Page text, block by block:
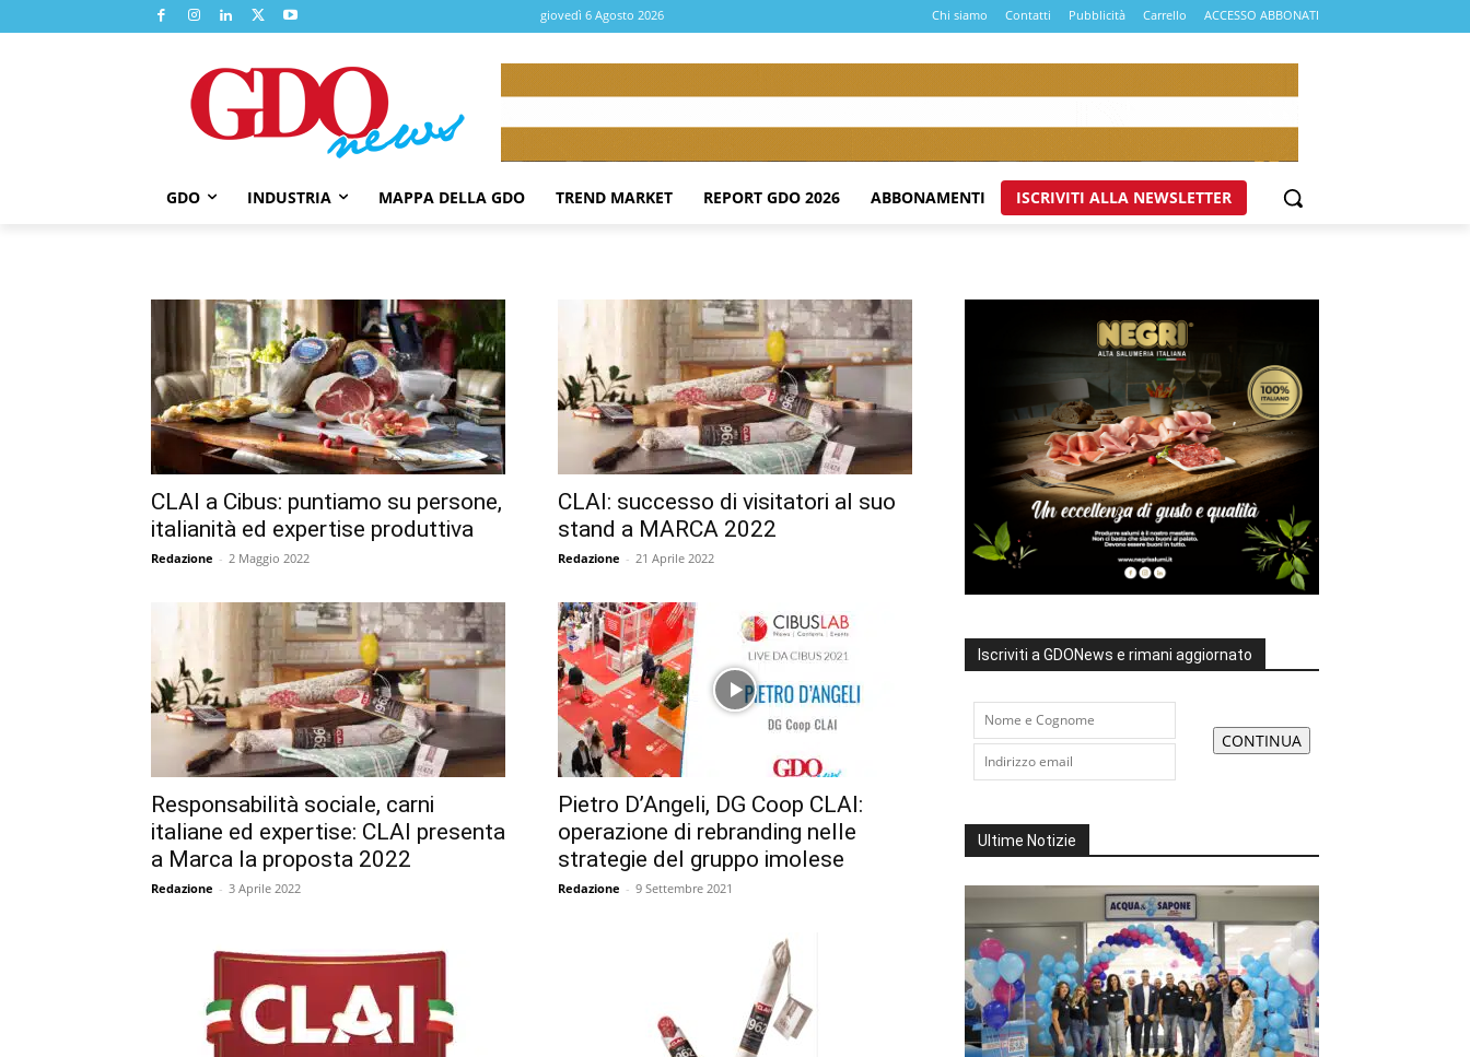
giovedì 6 Agosto 2026 Chi siamo Contatti Pubblicità Carrello ACCESSO ABBONATI
GDO INDUSTRIA MAPPA DELLA GDO TREND MARKET REPORT GDO 2026 ABBONAMENTI ISCRIVITI ALLA NEWSLETTER
CLAI a Cibus: puntiamo su persone,
italianità ed expertise produttiva
Redazione - 2 Maggio 2022
CLAI: successo di visitatori al suo
stand a MARCA 2022
Redazione - 21 Aprile 2022
Responsabilità sociale, carni
italiane ed expertise: CLAI presenta
a Marca la proposta 2022
Redazione - 3 Aprile 2022
Pietro D’Angeli, DG Coop CLAI:
operazione di rebranding nelle
strategie del gruppo imolese
Redazione - 9 Settembre 2021
Iscriviti a GDONews e rimani aggiornato
Ultime Notizie